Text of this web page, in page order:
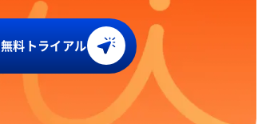
無料トライアル